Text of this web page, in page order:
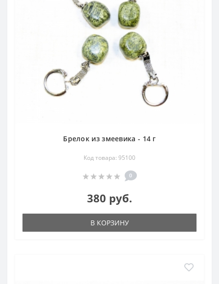
Брелок из змеевика - 14 г
Код товара: 95100
0
380 руб.
В КОРЗИНУ